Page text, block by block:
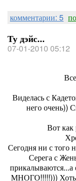
комментарии: 5
Ту дэйс...
07-01-2010 05:12
Виделась с
него очень))
Вот как
Сегодня ни с того
Серега с
прикалываются...а
МНОГО!!!!!))) Хоть